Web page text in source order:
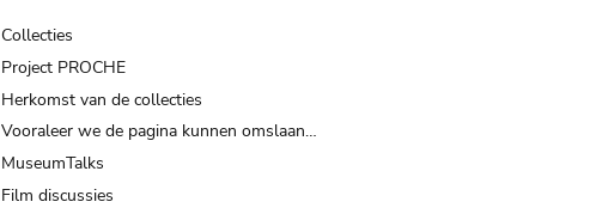
Collecties
Project PROCHE
Herkomst van de collecties
Vooraleer we de pagina kunnen omslaan…
MuseumTalks
Film discussies